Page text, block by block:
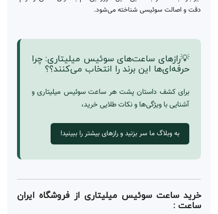
دقت و اصالت سوئیسی شناخته می‌شود.
💡رازهای ساعت‌های سوئیس میلیتاری: چرا
حرفه‌ای‌ها این برند را انتخاب می‌کنند؟؟
برای کشف داستان پشت هر ساعت سوئیس میلیتاری و
آشنایی با ویژگی‌ها و نکات طلایی خرید،
به وبلاگ ما سر بزنید و رازهای بیشتر را ببینید!
خرید ساعت سوئیس میلیتاری از فروشگاه ایران
ساعت :